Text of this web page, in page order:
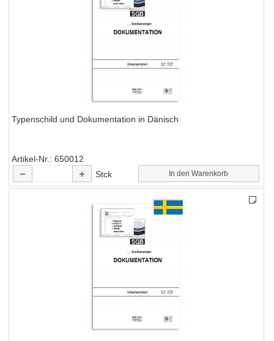
Typenschild und Dokumentation in Dänisch
Artikel-Nr. 650012
Stck
In den Warenkorb